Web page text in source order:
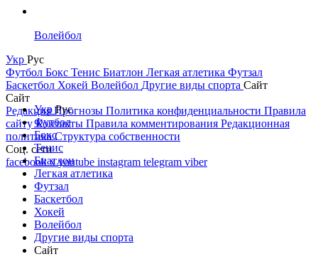
Волейбол
Укр Рус
Футбол Бокс Тенис Биатлон Легкая атлетика Футзал
Баскетбол Хокей Волейбол Другие виды спорта Сайт
Сайт
РедакцияПрогнозы Политика конфиденциальности Правила
сайтуКонтакты Правила комментирования Редакционная
политикаСтруктура собственности
Соц. сети
facebookxyoutube instagram telegram viber
УкрРус
Футбол
Бокс
Тенис
Биатлон
Легкая атлетика
Футзал
Баскетбол
Хокей
Волейбол
Другие виды спорта
Сайт